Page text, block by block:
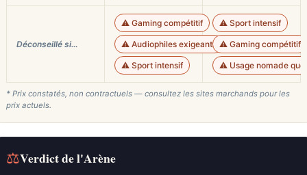
Déconseillé si…
⚠️ Gaming compétitif
⚠️ Audiophiles exigeants
⚠️ Sport intensif
⚠️ Sport intensif
⚠️ Gaming compétitif
⚠️ Usage nomade
* Prix constatés, non contractuels — consultez les sites marchands pour les
prix actuels.
⚖Verdict de l'Arène